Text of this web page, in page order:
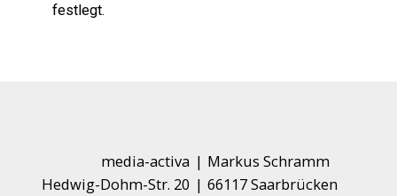
festlegt.
media-activa | Markus Schramm
Hedwig-Dohm-Str. 20 | 66117 Saarbrücken